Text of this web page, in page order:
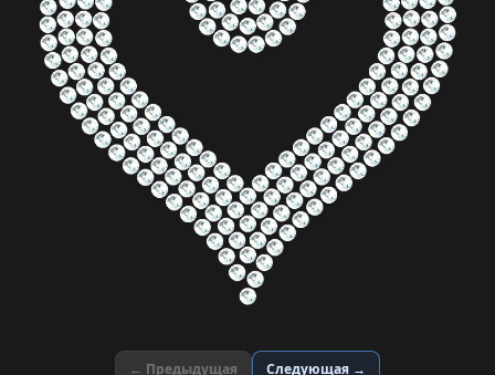
← Предыдущая Следующая →